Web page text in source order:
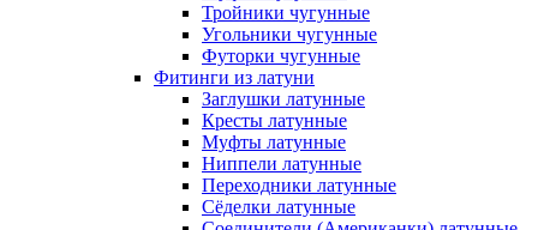
Тройники чугунные
Угольники чугунные
Футорки чугунные
Фитинги из латуни
Заглушки латунные
Кресты латунные
Муфты латунные
Ниппели латунные
Переходники латунные
Сёделки латунные